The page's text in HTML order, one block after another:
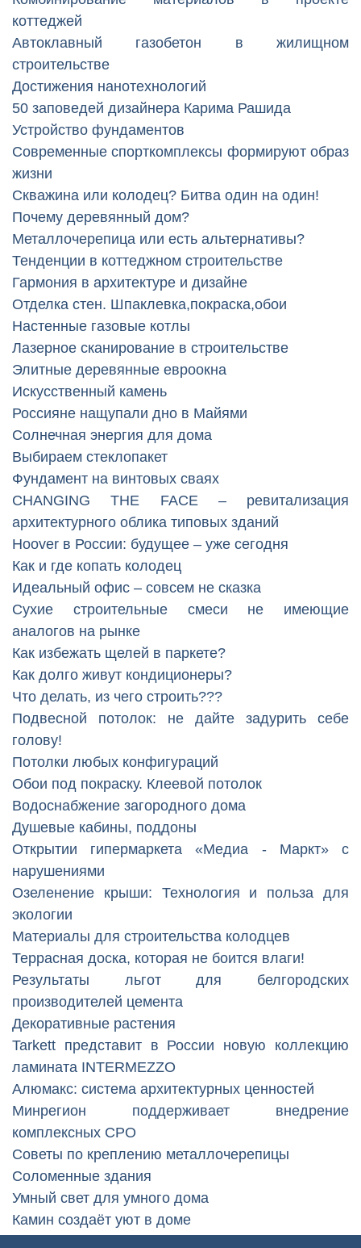
коттеджей
Автоклавный газобетон в жилищном
строительстве
Достижения нанотехнологий
50 заповедей дизайнера Карима Рашида
Устройство фундаментов
Современные спорткомплексы формируют образ
жизни
Скважина или колодец? Битва один на один!
Почему деревянный дом?
Металлочерепица или есть альтернативы?
Тенденции в коттеджном строительстве
Гармония в архитектуре и дизайне
Отделка стен. Шпаклевка,покраска,обои
Настенные газовые котлы
Лазерное сканирование в строительстве
Элитные деревянные евроокна
Искусственный камень
Россияне нащупали дно в Майями
Солнечная энергия для дома
Выбираем стеклопакет
Фундамент на винтовых сваях
CHANGING THE FACE – ревитализация
архитектурного облика типовых зданий
Hoover в России: будущее – уже сегодня
Как и где копать колодец
Идеальный офис – совсем не сказка
Сухие строительные смеси не имеющие
аналогов на рынке
Как избежать щелей в паркете?
Как долго живут кондиционеры?
Что делать, из чего строить???
Подвесной потолок: не дайте задурить себе
голову!
Потолки любых конфигураций
Обои под покраску. Клеевой потолок
Водоснабжение загородного дома
Душевые кабины, поддоны
Открытии гипермаркета «Медиа - Маркт» с
нарушениями
Озеленение крыши: Технология и польза для
экологии
Материалы для строительства колодцев
Террасная доска, которая не боится влаги!
Результаты льгот для белгородских
производителей цемента
Декоративные растения
Tarkett представит в России новую коллекцию
ламината INTERMEZZO
Алюмакс: система архитектурных ценностей
Минрегион поддерживает внедрение
комплексных СРО
Советы по креплению металлочерепицы
Соломенные здания
Умный свет для умного дома
Камин создаёт уют в доме